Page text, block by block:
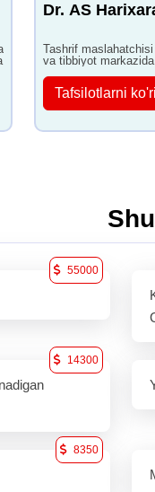
Dr. AS
Tashrif
va tibbiyot
Tafsilotlarni
55000
14300
8350